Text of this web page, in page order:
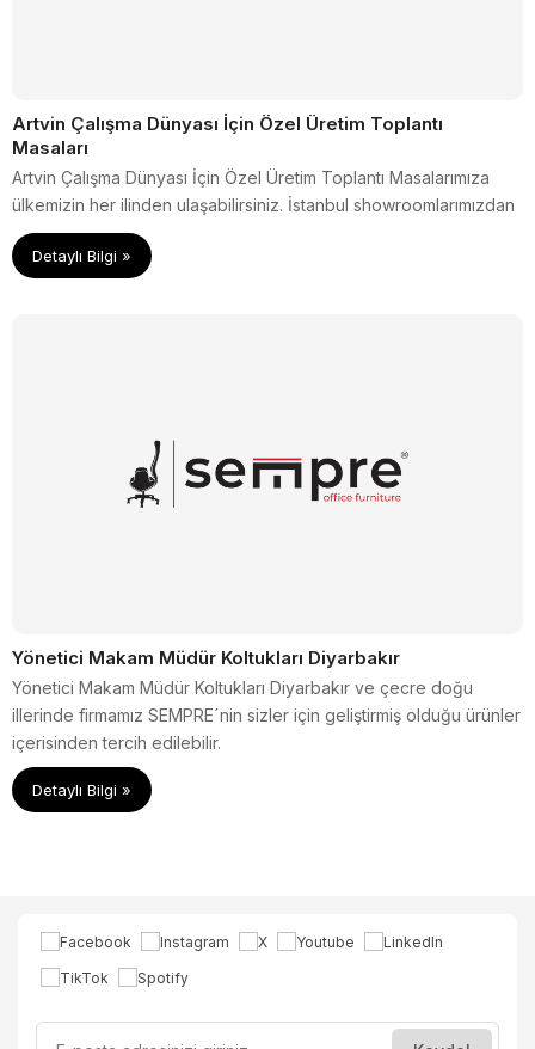
Artvin Çalışma Dünyası İçin Özel Üretim Toplantı
Masaları
Artvin Çalışma Dünyası İçin Özel Üretim Toplantı Masalarımıza
ülkemizin her ilinden ulaşabilirsiniz. İstanbul showroomlarımızdan
nerede olursanız olun ürünleriniz sizindir.
Detaylı Bilgi »
Yönetici Makam Müdür Koltukları Diyarbakır
Yönetici Makam Müdür Koltukları Diyarbakır ve çecre doğu
illerinde firmamız SEMPRE´nin sizler için geliştirmiş olduğu ürünler
içerisinden tercih edilebilir.
Detaylı Bilgi »